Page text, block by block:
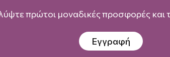
πρώτοι μοναδικές προσφορές και
Εγγραφή